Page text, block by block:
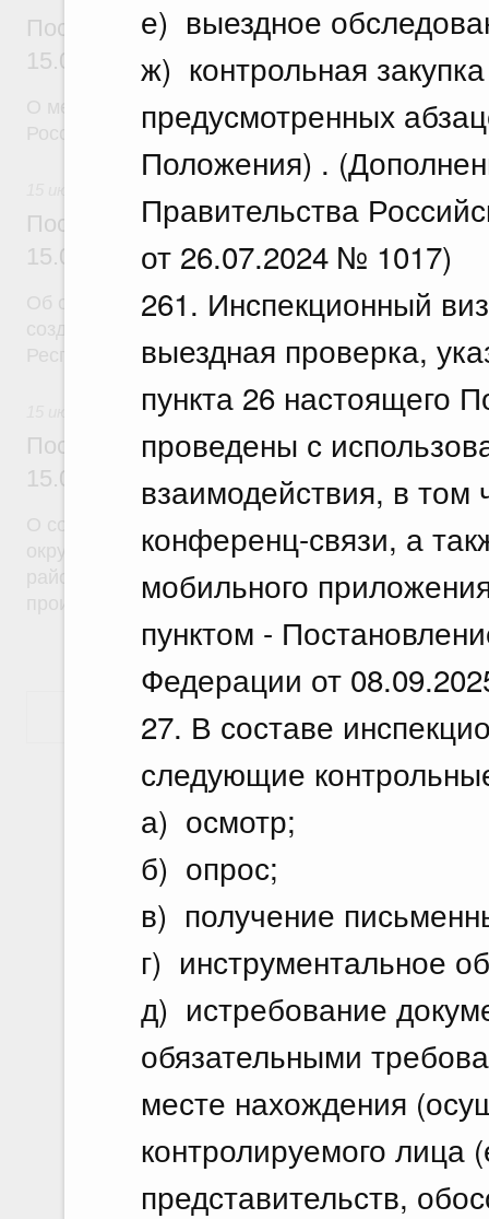
е) выездное
ж) контрольная
предусмотренных
Положения) .
Правительства
от 26.07.2024 № 1017)
261. Инспекционный
выездная проверка,
пункта 26 настоящего
проведены с
взаимодействия, в том
конференц-связи, а
мобильного
пунктом -
Федерации от
27. В составе
следующие
а) осмотр;
б) опрос;
в) получение
г) инструментальное
д) истребование
обязательными
месте нахождения
контролируемого лица
представительств,
Постановление Правительства
15.07.2026 г. № 888
О мерах по реализации некоторых решений
Российской Федерации
Постановление Правительства
15.07.2026 г. № 890
Об особой экономической зоне промышленно-
созданной на территории Заинского
Республики Татарстан
Постановление Правительства
15.07.2026 г. № 891
О создании на территориях муниципальных
округ город Саяногорск Республики Хакасия и
район Республики Хакасия особой
производственного типа
Показать еще